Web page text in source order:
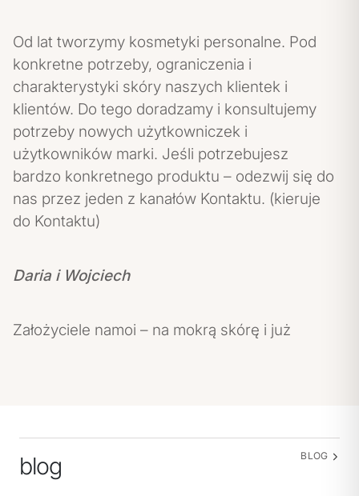
Od lat tworzymy kosmetyki personalne. Pod
konkretne potrzeby, ograniczenia i
charakterystyki skóry naszych klientek i
klientów. Do tego doradzamy i konsultujemy
potrzeby nowych użytkowniczek i
użytkowników marki. Jeśli potrzebujesz
bardzo konkretnego produktu – odezwij się do
nas przez jeden z kanałów Kontaktu. (kieruje
do Kontaktu)
Daria i Wojciech
Założyciele namoi – na mokrą skórę i już
blog BLOG